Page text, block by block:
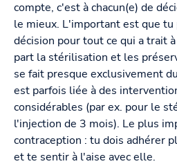
compte, c'est à chacun(e) de
le mieux. L'important est que
décision pour tout ce qui a trait
part la stérilisation et les
se fait presque exclusivement
est parfois liée à des
considérables (par ex. pour le
l'injection de 3 mois). Le plus
contraception : tu dois adhérer
et te sentir à l'aise avec elle.